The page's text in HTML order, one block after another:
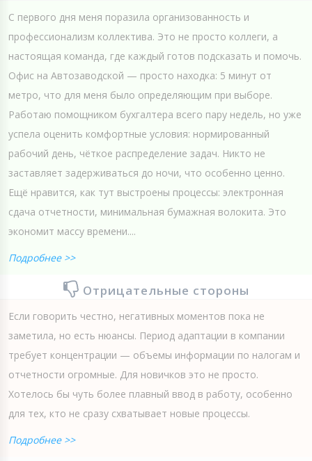
С первого дня меня поразила организованность и
профессионализм коллектива. Это не просто коллеги, а
настоящая команда, где каждый готов подсказать и помочь.
Офис на Автозаводской — просто находка: 5 минут от
метро, что для меня было определяющим при выборе.
Работаю помощником бухгалтера всего пару недель, но уже
успела оценить комфортные условия: нормированный
рабочий день, чёткое распределение задач. Никто не
заставляет задерживаться до ночи, что особенно ценно.
Ещё нравится, как тут выстроены процессы: электронная
сдача отчетности, минимальная бумажная волокита. Это
экономит массу времени....
Подробнее >>
Отрицательные стороны
Если говорить честно, негативных моментов пока не
заметила, но есть нюансы. Период адаптации в компании
требует концентрации — объемы информации по налогам и
отчетности огромные. Для новичков это не просто.
Хотелось бы чуть более плавный ввод в работу, особенно
для тех, кто не сразу схватывает новые процессы.
Подробнее >>